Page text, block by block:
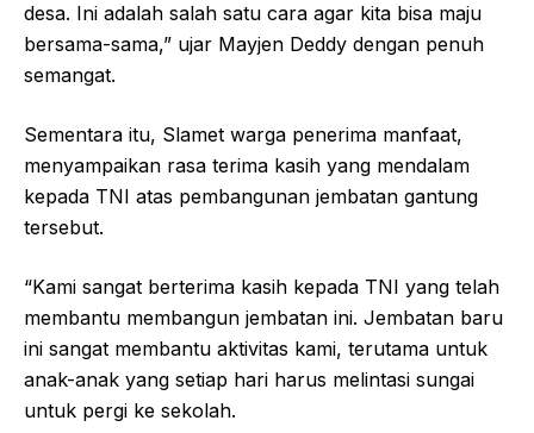
desa. Ini adalah salah satu cara agar kita bisa maju
bersama-sama,” ujar Mayjen Deddy dengan penuh
semangat.
Sementara itu, Slamet warga penerima manfaat,
menyampaikan rasa terima kasih yang mendalam
kepada TNI atas pembangunan jembatan gantung
tersebut.
“Kami sangat berterima kasih kepada TNI yang telah
membantu membangun jembatan ini. Jembatan baru
ini sangat membantu aktivitas kami, terutama untuk
anak-anak yang setiap hari harus melintasi sungai
untuk pergi ke sekolah.